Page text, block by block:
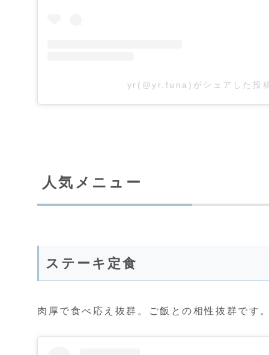
yr(@yr.funa)がシェアした投
人気メニュー
ステーキ定食
肉厚で食べ応え抜群。ご飯との相性抜群です